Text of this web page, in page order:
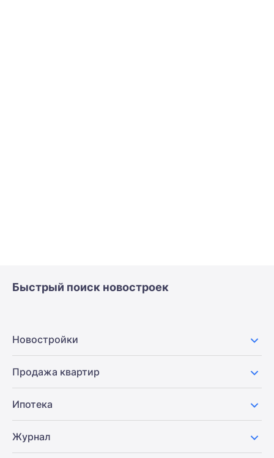
Быстрый поиск новостроек
Новостройки
Продажа квартир
Ипотека
Журнал